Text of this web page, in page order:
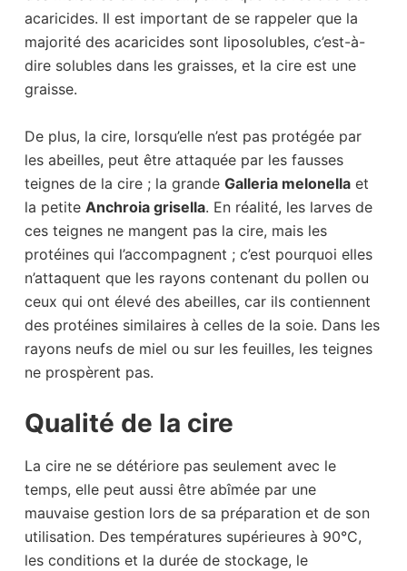
acaricides. Il est important de se rappeler que la
majorité des acaricides sont liposolubles, c’est-à-
dire solubles dans les graisses, et la cire est une
graisse.
De plus, la cire, lorsqu’elle n’est pas protégée par
les abeilles, peut être attaquée par les fausses
teignes de la cire ; la grande Galleria melonellaet
la petite Anchroia grisella. En réalité, les larves de
ces teignes ne mangent pas la cire, mais les
protéines qui l’accompagnent ; c’est pourquoi elles
n’attaquent que les rayons contenant du pollen ou
ceux qui ont élevé des abeilles, car ils contiennent
des protéines similaires à celles de la soie. Dans les
rayons neufs de miel ou sur les feuilles, les teignes
ne prospèrent pas.
Qualité de la cire
La cire ne se détériore pas seulement avec le
temps, elle peut aussi être abîmée par une
mauvaise gestion lors de sa préparation et de son
utilisation. Des températures supérieures à 90°C,
les conditions et la durée de stockage, le